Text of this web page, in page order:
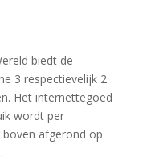
biedt de
3 respectievelijk 2
Het internettegoed
wordt per
afgerond op